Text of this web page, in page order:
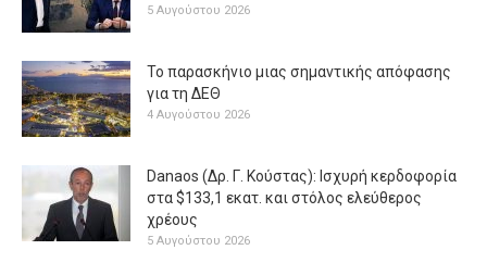
5 Αυγούστου 2026
Το παρασκήνιο μιας σημαντικής απόφασης
για τη ΔΕΘ
4 Αυγούστου 2026
Danaos (Δρ. Γ. Κούστας): Ισχυρή κερδοφορία
στα $133,1 εκατ. και στόλος ελεύθερος
χρέους
5 Αυγούστου 2026